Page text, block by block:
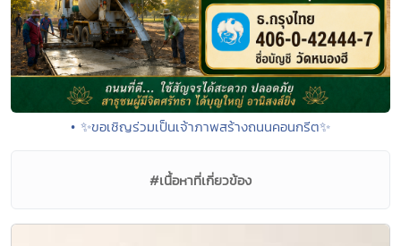
• ✨ขอเชิญร่วมเป็นเจ้าภาพสร้างถนนคอนกรีต✨
#เนื้อหาที่เกี่ยวข้อง